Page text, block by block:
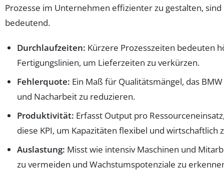
Prozesse im Unternehmen effizienter zu gestalten,
bedeutend.
Durchlaufzeiten: Kürzere Prozesszeiten bedeuten
Fertigungslinien, um Lieferzeiten zu verkürzen.
Fehlerquote: Ein Maß für Qualitätsmängel, das
und Nacharbeit zu reduzieren.
Produktivität: Erfasst Output pro
diese KPI, um Kapazitäten flexibel und wirtschaftlich
Auslastung: Misst wie intensiv Maschinen und
zu vermeiden und Wachstumspotenziale zu